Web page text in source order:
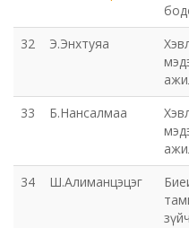
32 Э.Энхтуяа
33 Б.Нансалмаа
34 Ш.Алиманцэцэг
зүйч